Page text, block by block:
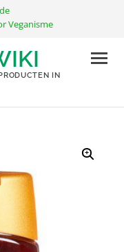
Veganisme
IN